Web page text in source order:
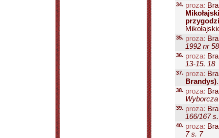
34. proza:
35. proza:
1992 nr
36. proza:
13-15, 18
37. proza:
Brandys)
38. proza:
39. proza:
166/167
40. proza:
7 s. 7